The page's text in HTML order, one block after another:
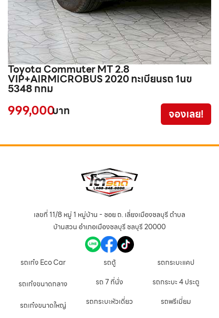
Toyota Commuter MT 2.8
VIP+AIRMICROBUS 2020 ทะเบียนรถ 1นข
5348 กทม
999,000บาท จองเลย!
เลขที่ 11/8 หมู่ 1 หมู่บ้าน - ซอย ถ. เลี่ยงเมืองชลบุรี ตำบล
บ้านสวน อำเภอเมืองชลบุรี ชลบุรี 20000
รถเก๋ง Eco Car
รถเก๋งขนาดกลาง
รถเก๋งขนาดใหญ่
รถตู้
รถ 7 ที่นั่ง
รถกระบะหัวเดี่ยว
รถกระบะแคป
รถกระบะ 4 ประตู
รถพรีเมี่ยม